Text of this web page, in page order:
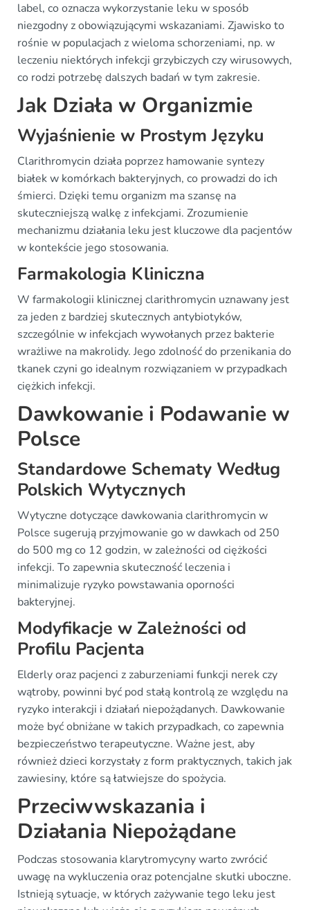
label, co oznacza wykorzystanie leku w sposób
niezgodny z obowiązującymi wskazaniami. Zjawisko to
rośnie w populacjach z wieloma schorzeniami, np. w
leczeniu niektórych infekcji grzybiczych czy wirusowych,
co rodzi potrzebę dalszych badań w tym zakresie.
Jak Działa w Organizmie
Wyjaśnienie w Prostym Języku
Clarithromycin działa poprzez hamowanie syntezy
białek w komórkach bakteryjnych, co prowadzi do ich
śmierci. Dzięki temu organizm ma szansę na
skuteczniejszą walkę z infekcjami. Zrozumienie
mechanizmu działania leku jest kluczowe dla pacjentów
w kontekście jego stosowania.
Farmakologia Kliniczna
W farmakologii klinicznej clarithromycin uznawany jest
za jeden z bardziej skutecznych antybiotyków,
szczególnie w infekcjach wywołanych przez bakterie
wrażliwe na makrolidy. Jego zdolność do przenikania do
tkanek czyni go idealnym rozwiązaniem w przypadkach
ciężkich infekcji.
Dawkowanie i Podawanie w
Polsce
Standardowe Schematy Według
Polskich Wytycznych
Wytyczne dotyczące dawkowania clarithromycin w
Polsce sugerują przyjmowanie go w dawkach od 250
do 500 mg co 12 godzin, w zależności od ciężkości
infekcji. To zapewnia skuteczność leczenia i
minimalizuje ryzyko powstawania oporności
bakteryjnej.
Modyfikacje w Zależności od
Profilu Pacjenta
Elderly oraz pacjenci z zaburzeniami funkcji nerek czy
wątroby, powinni być pod stałą kontrolą ze względu na
ryzyko interakcji i działań niepożądanych. Dawkowanie
może być obniżane w takich przypadkach, co zapewnia
bezpieczeństwo terapeutyczne. Ważne jest, aby
również dzieci korzystały z form praktycznych, takich jak
zawiesiny, które są łatwiejsze do spożycia.
Przeciwwskazania i
Działania Niepożądane
Podczas stosowania klarytromycyny warto zwrócić
uwagę na wykluczenia oraz potencjalne skutki uboczne.
Istnieją sytuacje, w których zażywanie tego leku jest